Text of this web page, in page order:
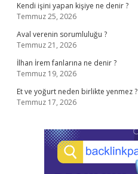
Kendi işini yapan kişiye ne denir ?
Temmuz 25, 2026
Aval verenin sorumluluğu ?
Temmuz 21, 2026
İlhan İrem fanlarına ne denir ?
Temmuz 19, 2026
Et ve yoğurt neden birlikte yenmez ?
Temmuz 17, 2026